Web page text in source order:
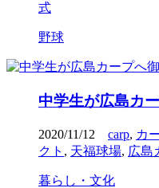
式
野球
中学生が広島カ
2020/11/12 carp, カ
クト , 天福球場, 広島
暮らし・文化